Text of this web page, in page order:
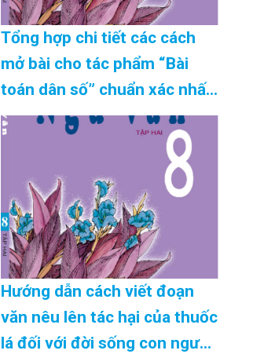
Tổng hợp chi tiết các cách
mở bài cho tác phẩm “Bài
toán dân số” chuẩn xác nhất
hiện nay Cập Nhật 08/2026
Hướng dẫn cách viết đoạn
văn nêu lên tác hại của thuốc
lá đối với đời sống con người